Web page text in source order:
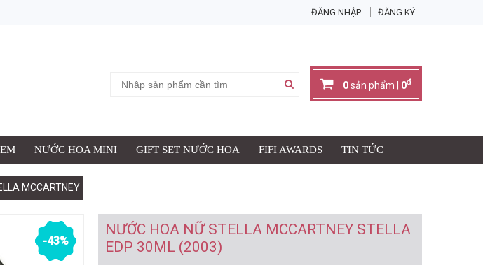
ĐĂNG NHẬP ĐĂNG KÝ
0sản phẩm | 0đ
NƯỚC HOA MINI GIFT SET NƯỚC HOA FIFI AWARDS TIN TỨC
MCCARTNEY
-43%
NƯỚC HOA NỮ STELLA MCCARTNEY STELLA
EDP 30ML (2003)
EDP 30ML (2003)